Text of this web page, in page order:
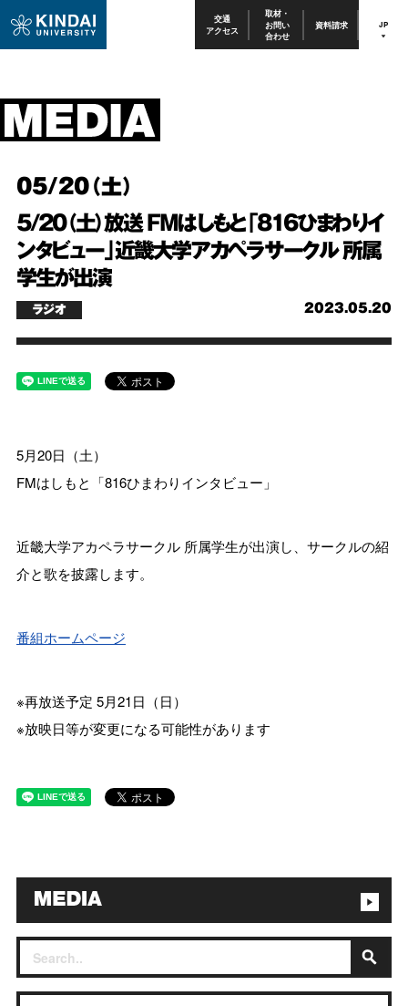
交通
アクセス
取材・
お問い
合わせ
資料請求 JP
05/20（土）
5/20（土）放送 FMはしもと「816ひまわりイ
ンタビュー」近畿大学アカペラサークル 所属
学生が出演
2023.05.20
ラジオ
5月20日（土）
FMはしもと「816ひまわりインタビュー」
近畿大学アカペラサークル 所属学生が出演し、サークルの紹
介と歌を披露します。
番組ホームページ
※再放送予定 5月21日（日）
※放映日等が変更になる可能性があります